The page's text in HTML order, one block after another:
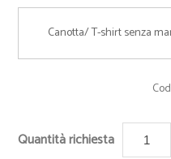
Canotta/ T-shirt senza
Quantità richiesta